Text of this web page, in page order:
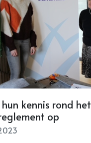
kennis rond het
op